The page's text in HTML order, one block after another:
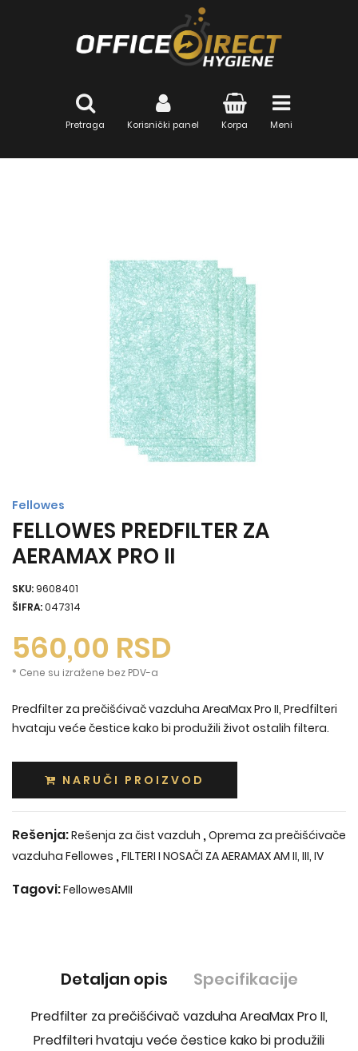
Pretraga Korisnički panel Korpa Meni
Fellowes
FELLOWES PREDFILTER ZA
AERAMAX PRO II
SKU: 9608401
ŠIFRA:047314
560,00 RSD
* Cene su izražene bez PDV-a
Predfilter za prečišćivač vazduha AreaMax Pro II, Predfilteri
hvataju veće čestice kako bi produžili život ostalih filtera.
NARUČI PROIZVOD
Rešenja:Rešenja za čist vazduh ,Oprema za prečišćivače
vazduha Fellowes ,FILTERI I NOSAČI ZA AERAMAX AM II, III, IV
Tagovi:FellowesAMII
Detaljan opis Specifikacije
Predfilter za prečišćivač vazduha AreaMax Pro II,
Predfilteri hvataju veće čestice kako bi produžili